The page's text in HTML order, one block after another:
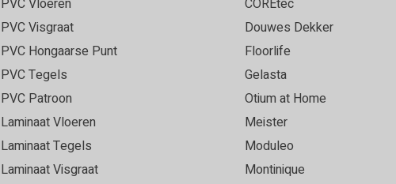
PVC Visgraat
PVC Hongaarse Punt
PVC Tegels
PVC Patroon
Laminaat Vloeren
Laminaat Tegels
Laminaat Visgraat
Douwes Dekker
Floorlife
Gelasta
Otium at Home
Meister
Moduleo
Montinique